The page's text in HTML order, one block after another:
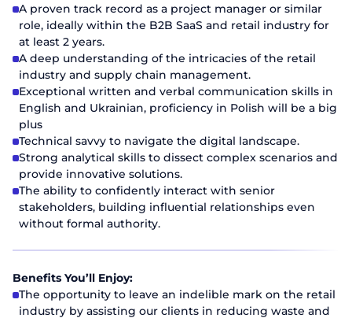
A proven track record as a project manager or similar
role, ideally within the B2B SaaS and retail industry for
at least 2 years.
A deep understanding of the intricacies of the retail
industry and supply chain management.
Exceptional written and verbal communication skills in
English and Ukrainian, proficiency in Polish will be a big
plus
Technical savvy to navigate the digital landscape.
Strong analytical skills to dissect complex scenarios and
provide innovative solutions.
The ability to confidently interact with senior
stakeholders, building influential relationships even
without formal authority.
Benefits You’ll Enjoy:
The opportunity to leave an indelible mark on the retail
industry by assisting our clients in reducing waste and
Надіслати резюме
Ім'я та прізвище